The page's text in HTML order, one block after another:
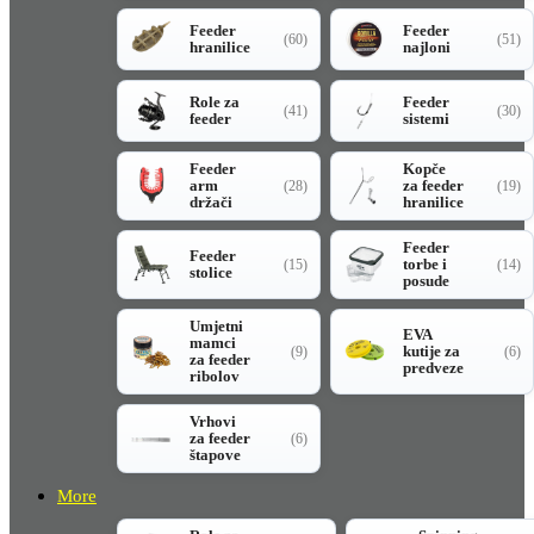
Feeder
hranilice
(60)
Feeder
najloni
(51)
Role za
feeder
(41)
Feeder
sistemi
(30)
Feeder
arm
držači
(28)
Kopče
za feeder
hranilice
(19)
Feeder
stolice
(15)
Feeder
torbe i
posude
(14)
Umjetni
mamci
za feeder
ribolov
(9)
EVA
kutije za
predveze
(6)
Vrhovi
za feeder
štapove
(6)
More